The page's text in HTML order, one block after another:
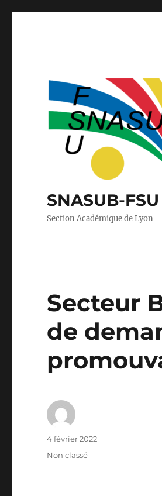
SNASUB-
Section Académique de Lyon
Secteur
de
Auteur
Publié
4 février 2022
Catégories
Non classé